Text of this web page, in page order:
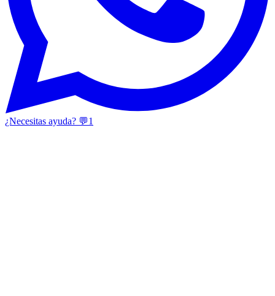
¿Necesitas ayuda? 💬1